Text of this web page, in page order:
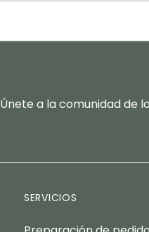
Únete a la comunidad de
SERVICIOS